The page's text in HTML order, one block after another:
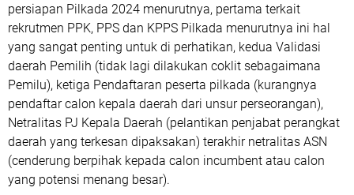
persiapan Pilkada 2024 menurutnya, pertama terkait
rekrutmen PPK, PPS dan KPPS Pilkada menurutnya ini hal
yang sangat penting untuk di perhatikan, kedua Validasi
daerah Pemilih (tidak lagi dilakukan coklit sebagaimana
Pemilu), ketiga Pendaftaran peserta pilkada (kurangnya
pendaftar calon kepala daerah dari unsur perseorangan),
Netralitas PJ Kepala Daerah (pelantikan penjabat perangkat
daerah yang terkesan dipaksakan) terakhir netralitas ASN
(cenderung berpihak kepada calon incumbent atau calon
yang potensi menang besar).